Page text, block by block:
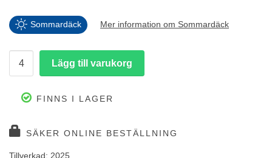
Sommardäck Mer information om Sommardäck
FINNS I LAGER
SÄKER ONLINE BESTÄLLNING
Tillverkad: 2025